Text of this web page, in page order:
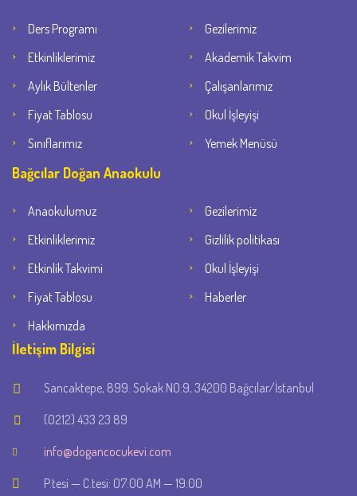
Ders Programı
Gezilerimiz
Etkinliklerimiz
Akademik Takvim
Aylık Bültenler
Çalışanlarımız
Fiyat Tablosu
Okul İşleyişi
Sınıflarımız
Yemek Menüsü
Bağcılar Doğan Anaokulu
Anaokulumuz
Gezilerimiz
Etkinliklerimiz
Gizlilik politikası
Etkinlik Takvimi
Okul İşleyişi
Fiyat Tablosu
Haberler
Hakkımızda
İletişim Bilgisi
Sancaktepe, 899. Sokak NO:9, 34200 Bağcılar/İstanbul
(0212) 433 23 89
info@dogancocukevi.com
P.tesi — C.tesi: 07:00 AM — 19:00